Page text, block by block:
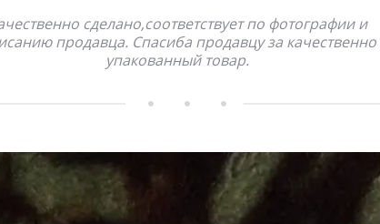
сделано,соответствует по фотографии и
продавца. Спасиба продавцу за качественно
упакованный товар.